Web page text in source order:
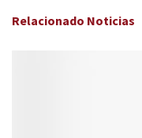
Relacionado Noticias